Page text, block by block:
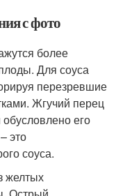
с фото
более
Для соуса
перезревшие
Жгучий перец
его
это
соуса.